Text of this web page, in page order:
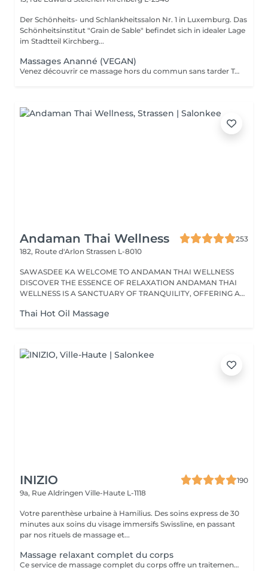
Der Schönheits- und Schlankheitssalon Nr. 1 in Luxemburg. Das
Schönheitsinstitut "Grain de Sable" befindet sich in idealer Lage
im Stadtteil Kirchberg...
Massages Ananné (VEGAN)
Venez découvrir ce massage hors du commun sans tarder Tout d'abord nous utilisons une huile végétale et pure puis nous massons l'ensemble du corps en alternant brosses et pierres. Relaxation assurée ! Le corps est détendu et tonifié.
Andaman Thai Wellness
253
182, Route d'Arlon Strassen L-8010
SAWASDEE KA WELCOME TO ANDAMAN THAI WELLNESS
DISCOVER THE ESSENCE OF RELAXATION ANDAMAN THAI
WELLNESS IS A SANCTUARY OF TRANQUILITY, OFFERING A
Thai Hot Oil Massage
INIZIO
190
9a, Rue Aldringen Ville-Haute L-1118
Votre parenthèse urbaine à Hamilius. Des soins express de 30
minutes aux soins du visage immersifs Swissline, en passant
par nos rituels de massage et...
Massage relaxant complet du corps
Ce service de massage complet du corps offre un traitement complet et relaxant conçu pour travailler sur tout le corps : cou, épaules, dos, bras, mains, jambes, pieds. Il utilise des techniques fluides à moyenne pression pour relâcher la tension musculaire, améliorer la flexibilité et favoriser la relaxation profonde, ce qui le rend idéal pour soulager le stress, les douleurs quotidiennes ou simplement rétablir l'équilibre après une semaine chargée.